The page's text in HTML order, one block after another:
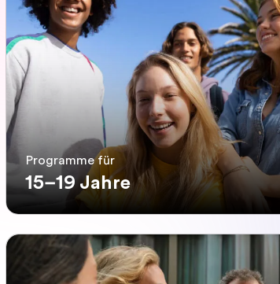
Programme für
15–19 Jahre